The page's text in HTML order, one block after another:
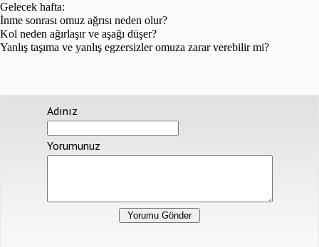
Gelecek hafta:
İnme sonrası omuz ağrısı neden olur?
Kol neden ağırlaşır ve aşağı düşer?
Yanlış taşıma ve yanlış egzersizler omuza zarar verebilir mi?
Adınız
Yorumunuz